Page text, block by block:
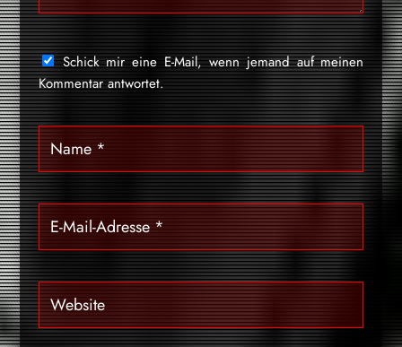
Schick mir eine E-Mail, wenn jemand auf meinen
Kommentar antwortet.